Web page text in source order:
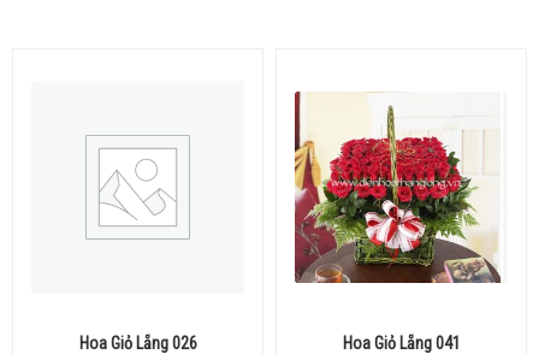
Hoa Giỏ Lẵng 026 Hoa Giỏ Lẵng 041